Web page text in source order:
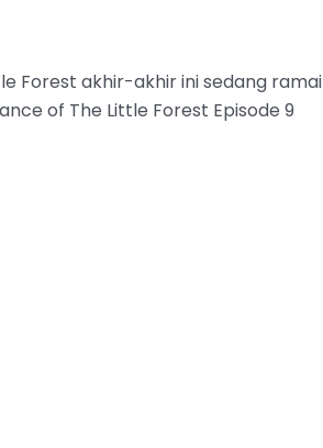
Forest akhir-akhir ini sedang ramai
of The Little Forest Episode 9